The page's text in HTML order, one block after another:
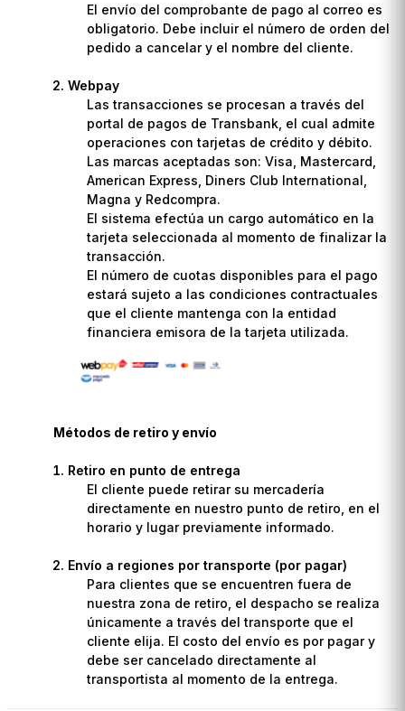
El envío del comprobante de pago al correo es
obligatorio. Debe incluir el número de orden del
pedido a cancelar y el nombre del cliente.
Webpay
Las transacciones se procesan a través del
portal de pagos de Transbank, el cual admite
operaciones con tarjetas de crédito y débito.
Las marcas aceptadas son: Visa, Mastercard,
American Express, Diners Club International,
Magna y Redcompra.
El sistema efectúa un cargo automático en la
tarjeta seleccionada al momento de finalizar la
transacción.
El número de cuotas disponibles para el pago
estará sujeto a las condiciones contractuales
que el cliente mantenga con la entidad
financiera emisora de la tarjeta utilizada.
Métodos de retiro y envío
Retiro en punto de entrega
El cliente puede retirar su mercadería
directamente en nuestro punto de retiro, en el
horario y lugar previamente informado.
Envío a regiones por transporte (por pagar)
Para clientes que se encuentren fuera de
nuestra zona de retiro, el despacho se realiza
únicamente a través del transporte que el
cliente elija. El costo del envío es por pagar y
debe ser cancelado directamente al
transportista al momento de la entrega.